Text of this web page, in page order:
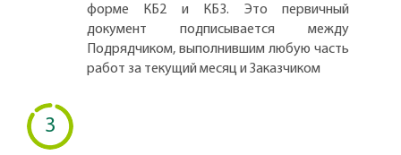
форме КБ2 и КБ3. Это первичный
документ подписывается между
Подрядчиком, выполнившим любую часть
работ за текущий месяц и Заказчиком
3